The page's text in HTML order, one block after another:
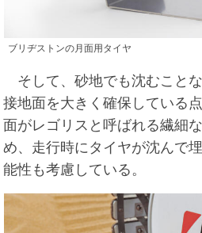
ブリヂストンの月面用タイヤ
そして、砂地でも沈むことな
接地面を大きく確保している
面がレゴリスと呼ばれる繊細
め、走行時にタイヤが沈んで
能性も考慮している。